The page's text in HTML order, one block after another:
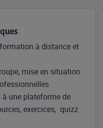
à distance et
mise en situation
une plateforme de
exercices, quizz